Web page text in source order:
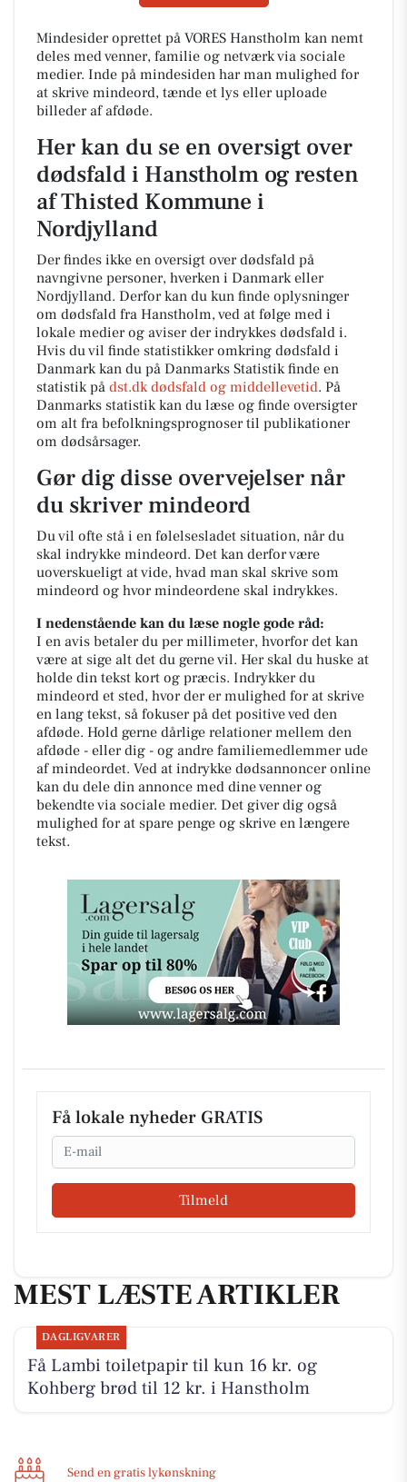
Mindesider oprettet på VORES Hanstholm kan nemt
deles med venner, familie og netværk via sociale
medier. Inde på mindesiden har man mulighed for
at skrive mindeord, tænde et lys eller uploade
billeder af afdøde.
Her kan du se en oversigt over
dødsfald i Hanstholm og resten
af Thisted Kommune i
Nordjylland
Der findes ikke en oversigt over dødsfald på
navngivne personer, hverken i Danmark eller
Nordjylland. Derfor kan du kun finde oplysninger
om dødsfald fra Hanstholm, ved at følge med i
lokale medier og aviser der indrykkes dødsfald i.
Hvis du vil finde statistikker omkring dødsfald i
Danmark kan du på Danmarks Statistik finde en
statistik på dst.dk dødsfald og middellevetid. På
Danmarks statistik kan du læse og finde oversigter
om alt fra befolkningsprognoser til publikationer
om dødsårsager.
Gør dig disse overvejelser når
du skriver mindeord
Du vil ofte stå i en følelsesladet situation, når du
skal indrykke mindeord. Det kan derfor være
uoverskueligt at vide, hvad man skal skrive som
mindeord og hvor mindeordene skal indrykkes.
I nedenstående kan du læse nogle gode råd:
I en avis betaler du per millimeter, hvorfor det kan
være at sige alt det du gerne vil. Her skal du huske at
holde din tekst kort og præcis. Indrykker du
mindeord et sted, hvor der er mulighed for at skrive
en lang tekst, så fokuser på det positive ved den
afdøde. Hold gerne dårlige relationer mellem den
afdøde - eller dig - og andre familiemedlemmer ude
af mindeordet. Ved at indrykke dødsannoncer online
kan du dele din annonce med dine venner og
bekendte via sociale medier. Det giver dig også
mulighed for at spare penge og skrive en længere
tekst.
Få lokale nyheder GRATIS
Email
Tilmeld
MEST LÆSTE ARTIKLER
DAGLIGVARER
Få Lambi toiletpapir til kun 16 kr. og
Kohberg brød til 12 kr. i Hanstholm
Send en gratis lykønskning